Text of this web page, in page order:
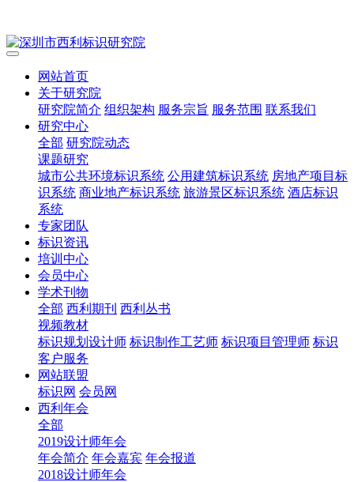
网站首页
关于研究院
研究院简介 组织架构 服务宗旨 服务范围 联系我们
研究中心
全部 研究院动态
课题研究
城市公共环境标识系统 公用建筑标识系统 房地产项目标
识系统 商业地产标识系统 旅游景区标识系统 酒店标识
系统
专家团队
标识资讯
培训中心
会员中心
学术刊物
全部 西利期刊 西利丛书
视频教材
标识规划设计师 标识制作工艺师 标识项目管理师 标识
客户服务
网站联盟
标识网 会员网
西利年会
全部
2019设计师年会
年会简介 年会嘉宾 年会报道
2018设计师年会